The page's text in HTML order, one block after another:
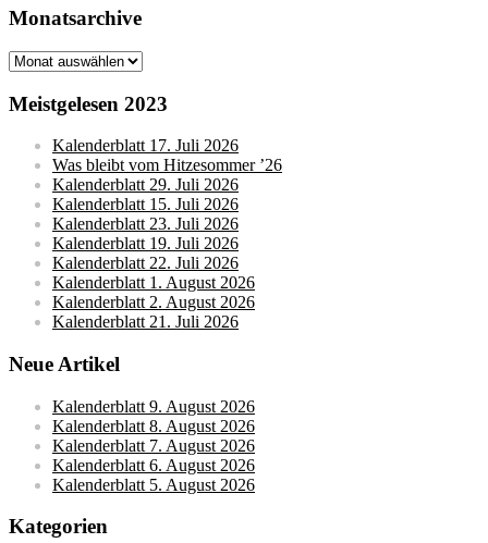
Monatsarchive
Monatsarchive
Meistgelesen 2023
Kalenderblatt 17. Juli 2026
Was bleibt vom Hitzesommer ’26
Kalenderblatt 29. Juli 2026
Kalenderblatt 15. Juli 2026
Kalenderblatt 23. Juli 2026
Kalenderblatt 19. Juli 2026
Kalenderblatt 22. Juli 2026
Kalenderblatt 1. August 2026
Kalenderblatt 2. August 2026
Kalenderblatt 21. Juli 2026
Neue Artikel
Kalenderblatt 9. August 2026
Kalenderblatt 8. August 2026
Kalenderblatt 7. August 2026
Kalenderblatt 6. August 2026
Kalenderblatt 5. August 2026
Kategorien